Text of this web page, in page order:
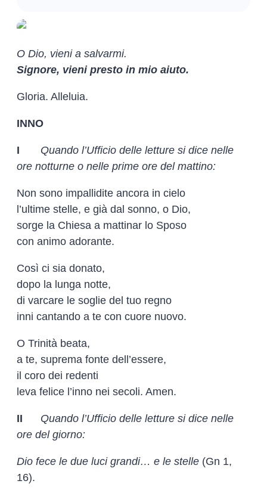
O Dio, vieni a salvarmi.
Signore, vieni presto in mio aiuto.
Gloria. Alleluia.
INNO
I
Quando l’Ufficio delle letture si dice nelle
ore notturne o nelle prime ore del mattino:
Non sono impallidite ancora in cielo
l’ultime stelle, e già dal sonno, o Dio,
sorge la Chiesa a mattinar lo Sposo
con animo adorante.
Così ci sia donato,
dopo la lunga notte,
di varcare le soglie del tuo regno
inni cantando a te con cuore nuovo.
O Trinità beata,
a te, suprema fonte dell’essere,
il coro dei redenti
leva felice l’inno nei secoli. Amen.
II
Quando l’Ufficio delle letture si dice nelle
ore del giorno:
Dio fece le due luci grandi… e le stelle (Gn 1,
16).